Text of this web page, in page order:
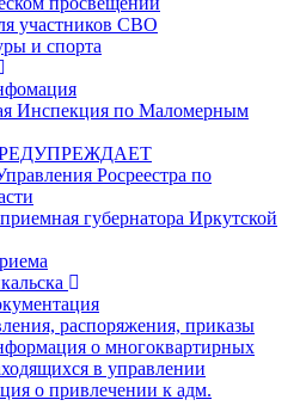
участников СВО
и спорта
Инспекция по Маломерным
Росреестра по
губернатора Иркутской
распоряжения, приказы
о многоквартирных
в управлении
о привлечении к адм.